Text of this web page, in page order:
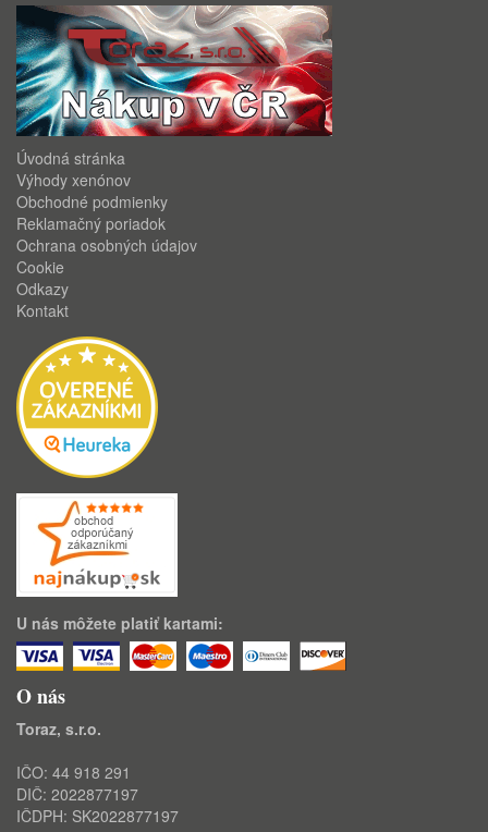
Úvodná stránka
Výhody xenónov
Obchodné podmienky
Reklamačný poriadok
Ochrana osobných údajov
Cookie
Odkazy
Kontakt
U nás môžete platiť kartami:
O nás
Toraz, s.r.o.
IČO: 44 918 291
DIČ: 2022877197
IČDPH: SK2022877197